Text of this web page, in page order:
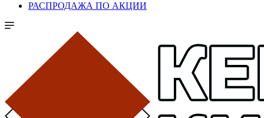
РАСПРОДАЖА ПО АКЦИИ